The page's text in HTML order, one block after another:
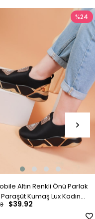
Altın Renkli Önü Parlak
Paraşüt Kumaş Lux Kadın
$39.92
%24